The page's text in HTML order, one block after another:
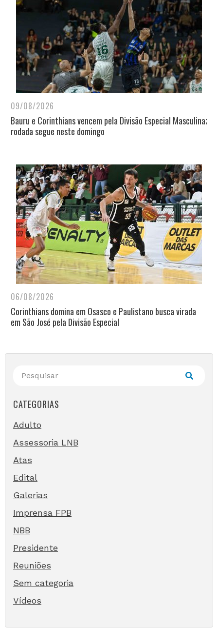
09/08/2026
Bauru e Corinthians vencem pela Divisão Especial Masculina;
rodada segue neste domingo
06/08/2026
Corinthians domina em Osasco e Paulistano busca virada
em São José pela Divisão Especial
CATEGORIAS
Adulto
Assessoria LNB
Atas
Edital
Galerias
Imprensa FPB
NBB
Presidente
Reuniões
Sem categoria
Vídeos